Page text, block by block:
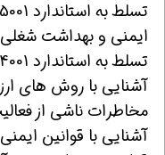
ایمنی و بهداشت شغلی
تسلط به استاندارد ISO14001
آشنایی با روش های
مخاطرات ناشی از
آشنایی با قوانین